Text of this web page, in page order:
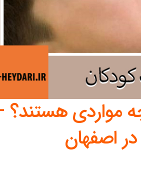
مواردی هستند؟
اصفهان